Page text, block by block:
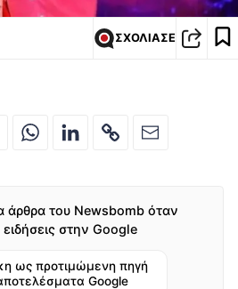
ΣΧΟΛΙΑΣΕ
άρθρα του Newsbomb όταν
στην Google
ως προτιμώμενη πηγή
Google